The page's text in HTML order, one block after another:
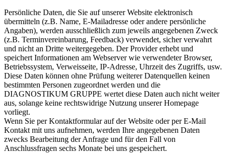
Persönliche Daten, die Sie auf unserer Website elektronisch
übermitteln (z.B. Name, E-Mailadresse oder andere persönliche
Angaben), werden ausschließlich zum jeweils angegebenen Zweck
(z.B. Terminvereinbarung, Feedback) verwendet, sicher verwahrt
und nicht an Dritte weitergegeben. Der Provider erhebt und
speichert Informationen am Webserver wie verwendeter Browser,
Betriebssystem, Verweisseite, IP-Adresse, Uhrzeit des Zugriffs, usw.
Diese Daten können ohne Prüfung weiterer Datenquellen keinen
bestimmten Personen zugeordnet werden und die
DIAGNOSTIKUM GRUPPE wertet diese Daten auch nicht weiter
aus, solange keine rechtswidrige Nutzung unserer Homepage
vorliegt.
Wenn Sie per Kontaktformular auf der Website oder per E-Mail
Kontakt mit uns aufnehmen, werden Ihre angegebenen Daten
zwecks Bearbeitung der Anfrage und für den Fall von
Anschlussfragen sechs Monate bei uns gespeichert.